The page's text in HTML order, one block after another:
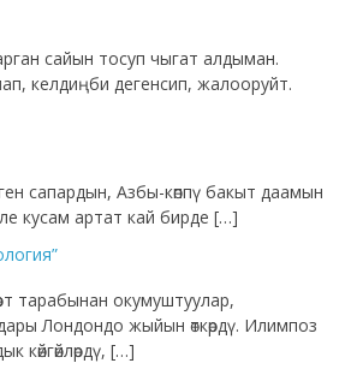
сайын тосуп чыгат алдыман.
келдиңби дегенсип, жалооруйт.
сапардын, Азбы-көппү бакыт даамын
кусам артат кай бирде […]
тарабынан окумуштуулар,
Лондондо жыйын өткөрдү. Илимпоз
көйгөйлөрдү, […]